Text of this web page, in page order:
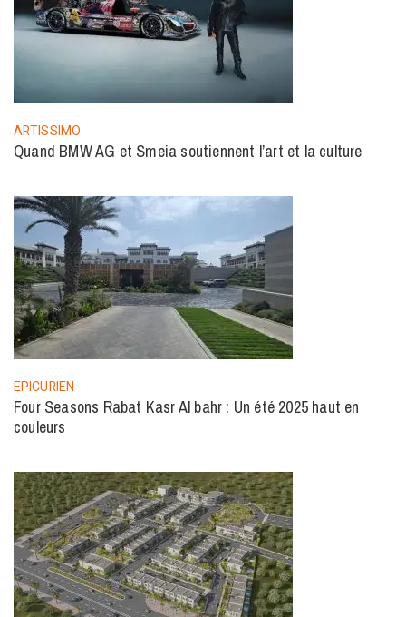
ARTISSIMO
Quand BMW AG et Smeia soutiennent l’art et la culture
EPICURIEN
Four Seasons Rabat Kasr Al bahr : Un été 2025 haut en
couleurs